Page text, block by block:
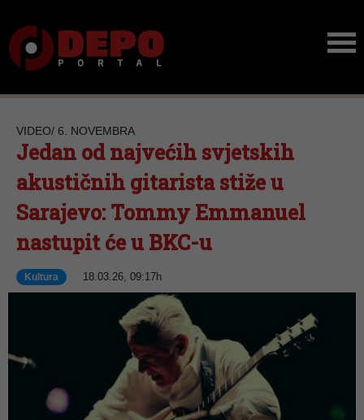
VIDEO/ 6. NOVEMBRA
Jedan od najvećih svjetskih
akustičnih gitarista stiže u
Sarajevo: Tommy Emmanuel
nastupit će u BKC-u
Kultura 18.03.26, 09:17h